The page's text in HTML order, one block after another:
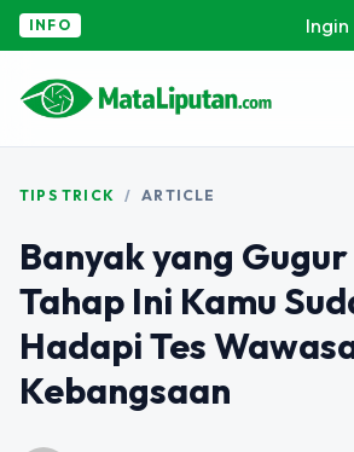
INFO Ingin
TIPS TRICK / ARTICLE
Banyak yang
Tahap Ini Kamu
Hadapi Tes
Kebangsaan